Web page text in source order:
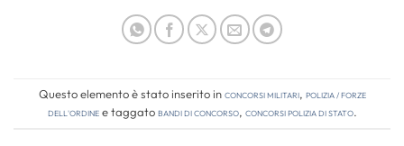
Questo elemento è stato inserito inConcorsi Militari, Polizia / Forze
dell'Ordinee taggatobandi di concorso, concorsi polizia di stato.